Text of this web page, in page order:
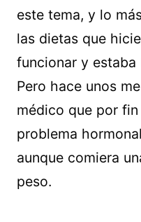
este tema, y lo
las dietas que
funcionar y
Pero hace unos
médico que por
problema
aunque comiera
peso.